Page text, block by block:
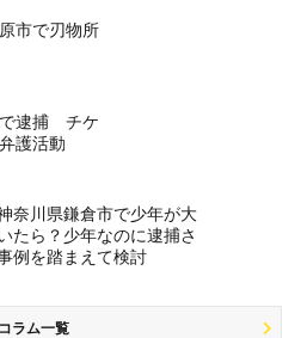
市で刃物所
で逮捕 チケ
護活動
奈川県鎌倉市で少年が大
たら？少年なのに逮捕さ
例を踏まえて検討
コラム一覧